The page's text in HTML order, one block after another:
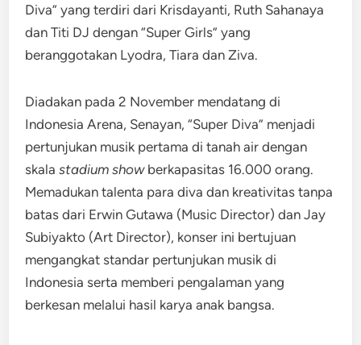
Diva” yang terdiri dari Krisdayanti, Ruth Sahanaya
dan Titi DJ dengan “Super Girls” yang
beranggotakan Lyodra, Tiara dan Ziva.
Diadakan pada 2 November mendatang di
Indonesia Arena, Senayan, “Super Diva” menjadi
pertunjukan musik pertama di tanah air dengan
skalastadium showberkapasitas 16.000 orang.
Memadukan talenta para diva dan kreativitas tanpa
batas dari Erwin Gutawa (Music Director) dan Jay
Subiyakto (Art Director), konser ini bertujuan
mengangkat standar pertunjukan musik di
Indonesia serta memberi pengalaman yang
berkesan melalui hasil karya anak bangsa.